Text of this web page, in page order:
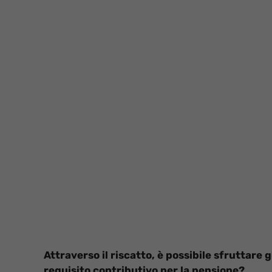
Attraverso il riscatto, è possibile sfruttare